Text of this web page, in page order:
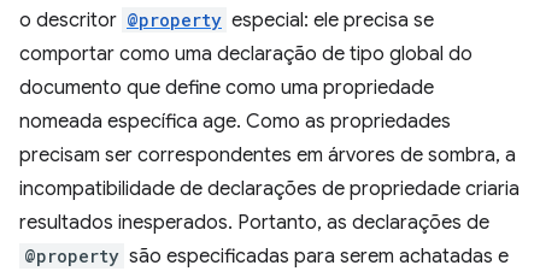
o descritor @property especial: ele precisa se
comportar como uma declaração de tipo global do
documento que define como uma propriedade
nomeada específica age. Como as propriedades
precisam ser correspondentes em árvores de sombra, a
incompatibilidade de declarações de propriedade criaria
resultados inesperados. Portanto, as declarações de
@property são especificadas para serem achatadas e